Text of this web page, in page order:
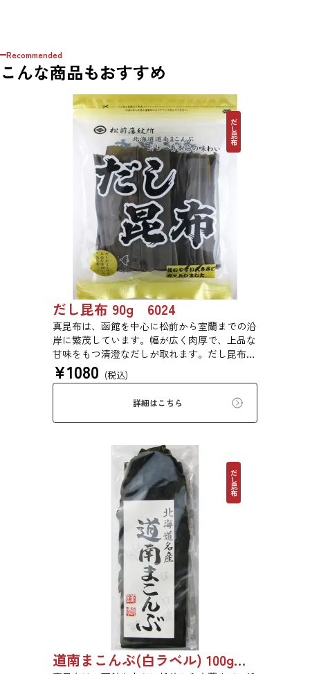
Recommended
こんな商品もおすすめ
だし昆布
だし昆布 90g 6024
真昆布は、函館を中心に松前から室蘭までの沿
岸に繁茂しています。幅が広く肉厚で、上品な
甘味をもつ清澄なだしが取れます。だし昆布、
塩昆布、おぼろ昆布、とろろ昆布、佃煮、バッ
テラなどに用いられます。
¥1080 (税込)
詳細はこちら
だし昆布
道南まこんぶ(白ラベル) 100g 6816